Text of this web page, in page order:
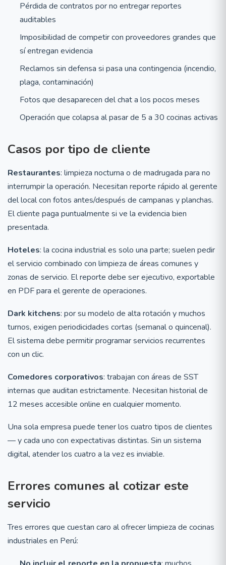
Pérdida de contratos por no entregar reportes
auditables
Imposibilidad de competir con proveedores grandes que
sí entregan evidencia
Reclamos sin defensa si pasa una contingencia (incendio,
plaga, contaminación)
Fotos que desaparecen del chat a los pocos meses
Operación que colapsa al pasar de 5 a 30 cocinas activas
Casos por tipo de cliente
Restaurantes: limpieza nocturna o de madrugada para no
interrumpir la operación. Necesitan reporte rápido al gerente
del local con fotos antes/después de campanas y planchas.
El cliente paga puntualmente si ve la evidencia bien
presentada.
Hoteles: la cocina industrial es solo una parte; suelen pedir
el servicio combinado con limpieza de áreas comunes y
zonas de servicio. El reporte debe ser ejecutivo, exportable
en PDF para el gerente de operaciones.
Dark kitchens: por su modelo de alta rotación y muchos
turnos, exigen periodicidades cortas (semanal o quincenal).
El sistema debe permitir programar servicios recurrentes
con un clic.
Comedores corporativos: trabajan con áreas de SST
internas que auditan estrictamente. Necesitan historial de
12 meses accesible online en cualquier momento.
Una sola empresa puede tener los cuatro tipos de clientes
— y cada uno con expectativas distintas. Sin un sistema
digital, atender los cuatro a la vez es inviable.
Errores comunes al cotizar este
servicio
Tres errores que cuestan caro al ofrecer limpieza de cocinas
industriales en Perú: